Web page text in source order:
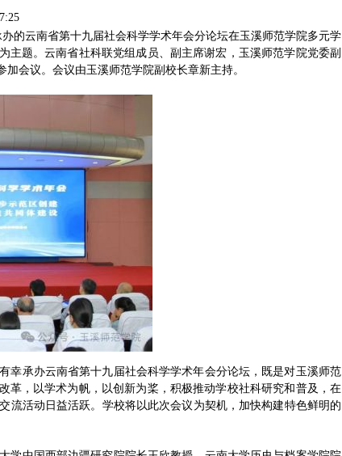
的云南省第十九届社会科学学术年会分论坛在玉溪师范学院多元学
主题。云南省社科联党组成员、副主席谢宏，玉溪师范学院党委副
会议。会议由玉溪师范学院副校长章新主持。
幸承办云南省第十九届社会科学学术年会分论坛，既是对玉溪师范
革，以学术为帆，以创新为桨，积极推动学校社科研究和普及，在
流活动日益活跃。学校将以此次会议为契机，加快构建特色鲜明的